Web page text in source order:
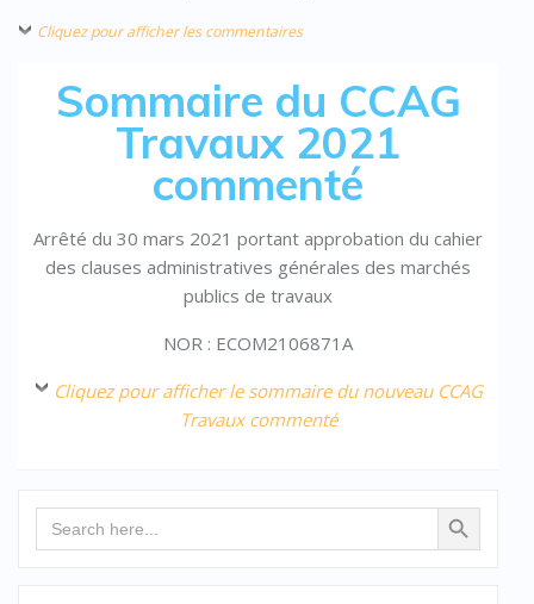
Cliquez pour afficher les commentaires
Sommaire du CCAG
Travaux 2021
commenté
Arrêté du 30 mars 2021 portant approbation du cahier
des clauses administratives générales des marchés
publics de travaux
NOR : ECOM2106871A
Cliquez pour afficher le sommaire du nouveau CCAG
Travaux commenté
Search Search Button